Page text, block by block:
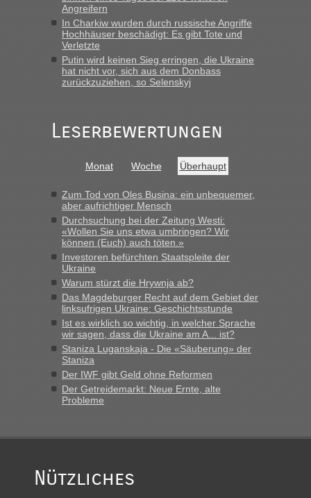
„Wir sind mit unserem Wohnmobil, wie geplant am Montag
15.6. in Krakovets rüber. Sehr zeitig los gegen 5 Uhr in der
Früh. Mit sehr sehr wenig Verkehr, super bis zur Grenze. Nur
8 PKW vor der Schranke....“
Berichte und Reisetipps • Re: An welchem
Grenzübergang zwischen Polen und der Ukraine geht es am
„Gestern 6 Stunden warten vor der Grenze Richtung Polen
in Krakowez mit dem Kleinbus. Abfertigung ging dann
Berichte und Reisetipps • Re: An welchem
Grenzübergang zwischen Polen und der Ukraine geht es am
schnellsten?
„Bin am Montag 15.6.26 um 8 Uhr in Urgyniw ausgereist,
das erste Mal an einem Montagmorgen ca. 15 Fahrzeuge
vor mir, bin sonst der Erste oder Zweite, egal, nach ca 20
Minuten wurde dann die nächste Welle...“
Berichte und Reisetipps • Re: An welchem
Grenzübergang zwischen Polen und der Ukraine geht es am
schnellsten?
„Derzeit, ist es überall sehr voll an den Grenzen Ukraine/
Polen. Zb. Krakovets 100 PKW ca. 10 h Wartezeit. Wollen
Montag rüber, versuchen es sehr früh.“
Angreifern
In Charkiw wurden durch russische Angriffe
Hochhäuser beschädigt: Es gibt Tote und
Verletzte
Putin wird keinen Sieg erringen, die Ukraine
hat nicht vor, sich aus dem Donbass
zurückzuziehen, so Selenskyj
Leserbewertungen
Monat Woche Überhaupt
Zum Tod von Oles Busina: ein unbequemer,
aber aufrichtiger Mensch
Durchsuchung bei der Zeitung Westi:
«Wollen Sie uns etwa umbringen? Wir
können (Euch) auch töten.»
Investoren befürchten Staatspleite der
Ukraine
Warum stürzt die Hrywnja ab?
Das Magdeburger Recht auf dem Gebiet der
linksufrigen Ukraine: Geschichtsstunde
Ist es wirklich so wichtig, in welcher Sprache
wir sagen, dass die Ukraine am A... ist?
Staniza Luganskaja - Die «Säuberung» der
Staniza
Der IWF gibt Geld ohne Reformen
Der Getreidemarkt: Neue Ernte, alte
Probleme
Nützliches